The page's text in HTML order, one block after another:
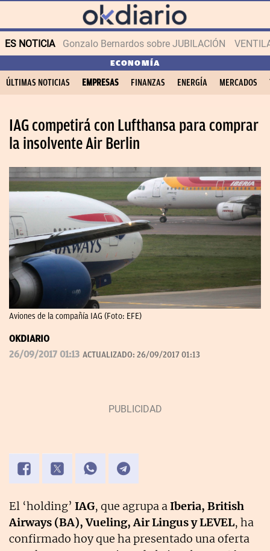
ES NOTICIA Gonzalo Bernardos sobre JUBILACIÓN
ECONOMÍA
ÚLTIMAS NOTICIAS EMPRESAS FINANZAS ENERGÍA MERCADOS
IAG competirá con Lufthansa para comprar
la insolvente Air Berlin
Aviones de la compañía IAG (Foto: EFE)
OKDIARIO
26/09/2017 01:13 ACTUALIZADO: 26/09/2017 01:13
El ‘holding’ IAG, que agrupa aIberia, British
Airways (BA), Vueling, Air Lingus y LEVEL, ha
confirmado hoy que ha presentado una oferta